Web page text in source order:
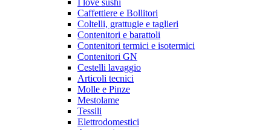
Caffettiere e Bollitori
Coltelli, grattugie e taglieri
Contenitori e barattoli
Contenitori termici e isotermici
Contenitori GN
Cestelli lavaggio
Articoli tecnici
Molle e Pinze
Mestolame
Tessili
Elettrodomestici